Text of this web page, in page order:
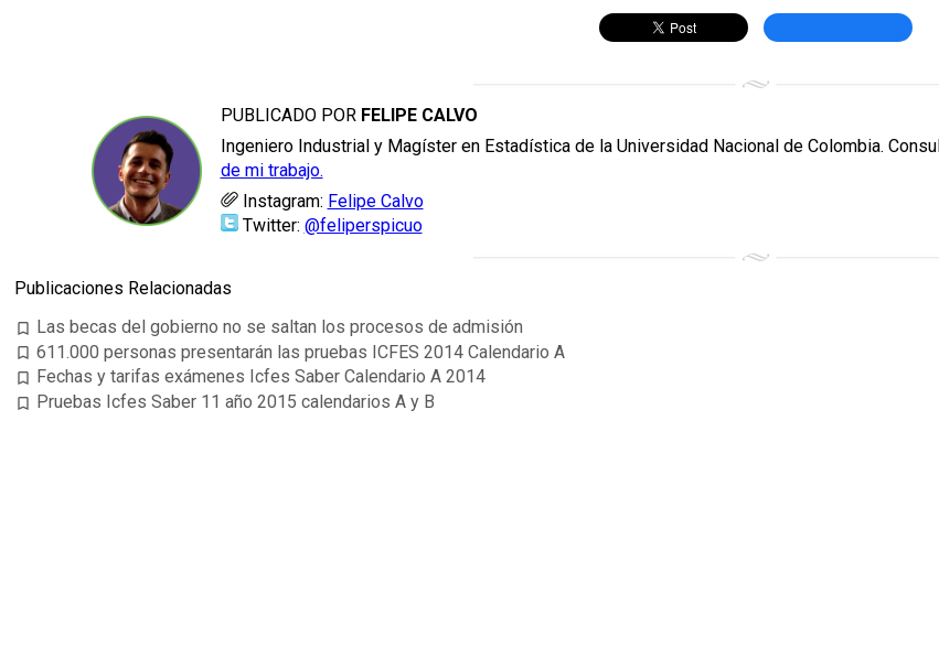
PUBLICADO POR FELIPE CALVO
Ingeniero Industrial y Magíster en Estadística de la Universidad Nacional de Colombia.
de mi trabajo.
Instagram: Felipe Calvo
Twitter: @feliperspicuo
Publicaciones Relacionadas
bookmark_border Las becas del gobierno no se saltan los procesos de admisión
bookmark_border 611.000 personas presentarán las pruebas ICFES 2014 Calendario A
bookmark_border Fechas y tarifas exámenes Icfes Saber Calendario A 2014
bookmark_border Pruebas Icfes Saber 11 año 2015 calendarios A y B